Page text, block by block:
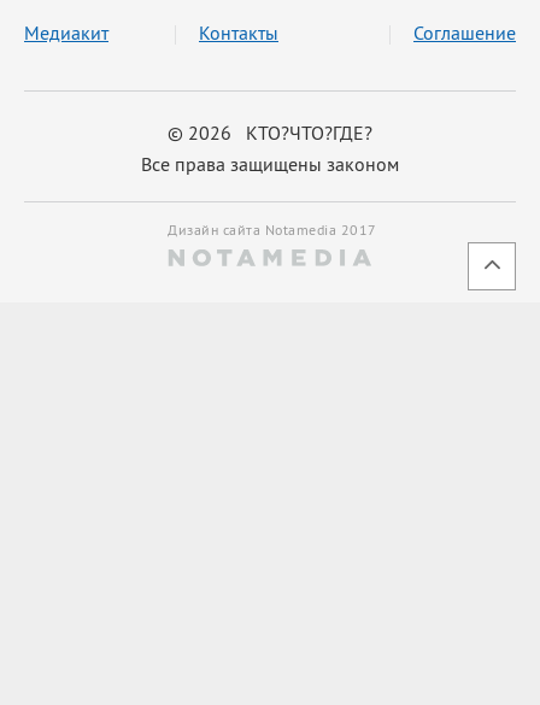
© 2026 КТО?ЧТО?ГДЕ?
Все права защищены законом
Медиакит Контакты Соглашение
Дизайн сайта Notamedia 2017